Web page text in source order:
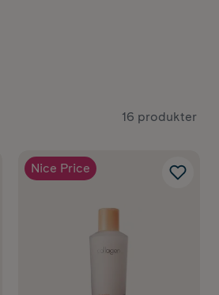
16 produkter
Nice Price